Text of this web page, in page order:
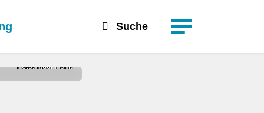
Suche
Detailsuche
Foto: Rudi Penk